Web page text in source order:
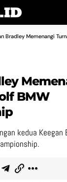
Bradley Memenangi
BMW
kedua Keegan